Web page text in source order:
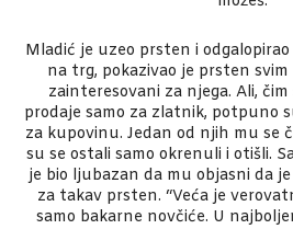
Mladić je uzeo prsten i
na trg, pokazivao je prsten
zainteresovani za njega. Ali,
prodaje samo za zlatnik, potpuno
za kupovinu. Jedan od njih mu se
su se ostali samo okrenuli i otišli.
je bio ljubazan da mu objasni da
za takav prsten. “Veća je
samo bakarne novčiće. U